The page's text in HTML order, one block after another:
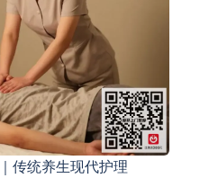
传统养生现代护理